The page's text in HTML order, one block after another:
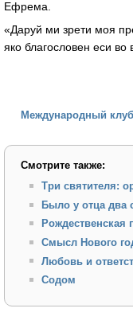
Ефрема.
«Даруй ми зрети моя
яко благословен еси во
Международный
Смотрите также:
Три святителя:
Было у отца два
Рождественская
Смысл Нового
Любовь и
Содом